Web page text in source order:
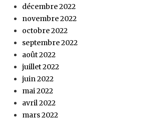
décembre 2022
novembre 2022
octobre 2022
septembre 2022
août 2022
juillet 2022
juin 2022
mai 2022
avril 2022
mars 2022